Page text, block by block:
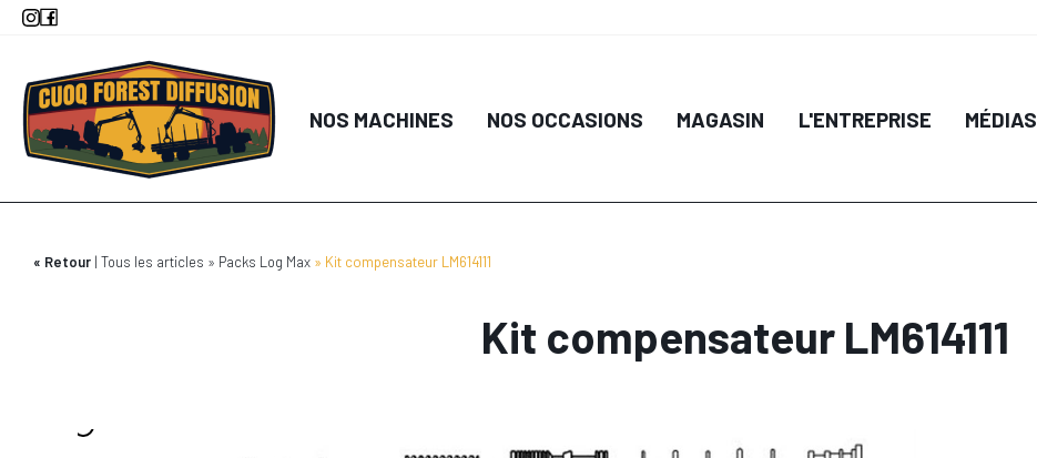
Aller
principal
NOS MACHINES NOS OCCASIONS MAGASIN L'ENTREPRISE MÉDIAS
Retour Tous les articles Packs Log Max Kit compensateur LM614111
Kit compensateur LM614111